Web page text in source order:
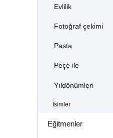
Evlilik
Fotoğraf çekimi
Pasta
Peçe ile
Yıldönümleri
İsimler
Eğitmenler